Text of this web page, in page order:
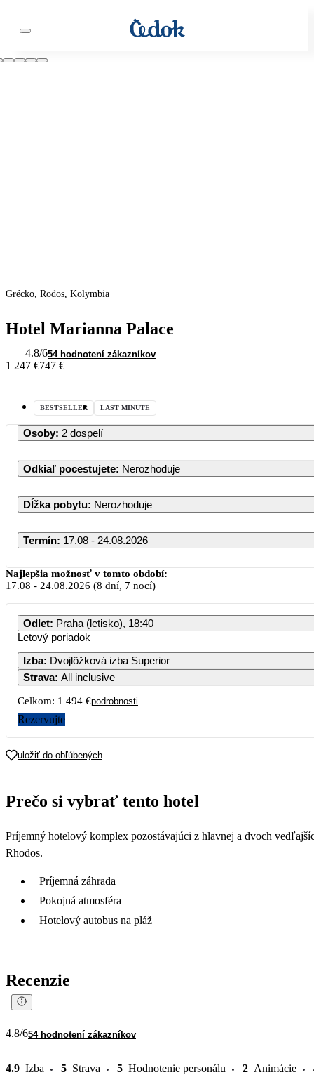
Grécko, Rodos, Kolymbia
Hotel Marianna Palace
4.8/654 hodnotení zákazníkov
1 247 €747 €
BESTSELLER LAST MINUTE
Osoby: 2 dospelí
Odkiaľ pocestujete: Nerozhoduje
Dĺžka pobytu: Nerozhoduje
Termín: 17.08 - 24.08.2026
PO UT
805
Najlepšia možnosť v tomto období:
17.08 - 24.08.2026 (8 dní, 7 nocí)
Odlet: Praha (letisko), 18:40
Letový poriadok
Izba: Dvojlôžková izba Superior
Strava: All inclusive
Celkom: 1 494 €podrobnosti
Rezervujte
uložiť do obľúbených
Prečo si vybrať tento hotel
Príjemný hotelový komplex pozostávajúci z hlavnej a dvoch
Rhodos.
Príjemná záhrada
Pokojná atmosféra
Hotelový autobus na pláž
Recenzie
4.8/654 hodnotení zákazníkov
4.9 Izba 5 Strava 5 Hodnotenie personálu 2 Animácie